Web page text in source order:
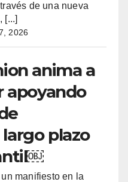
de una nueva
[...]
2026
anima a
apoyando
plazo
manifiesto en la